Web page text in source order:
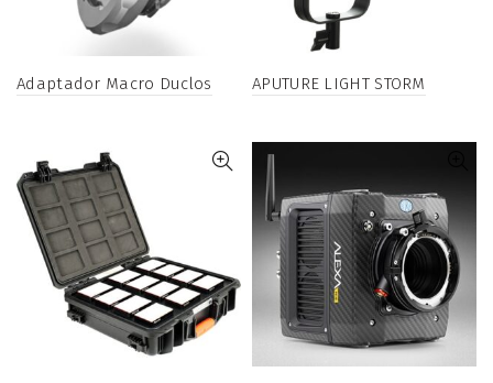
Adaptador Macro Duclos APUTURE LIGHT STORM